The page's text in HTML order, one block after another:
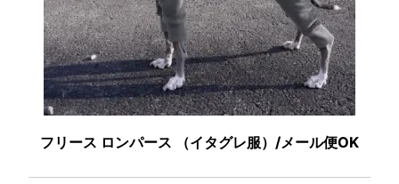
フリース ロンパース （イタグレ服）/メール便OK